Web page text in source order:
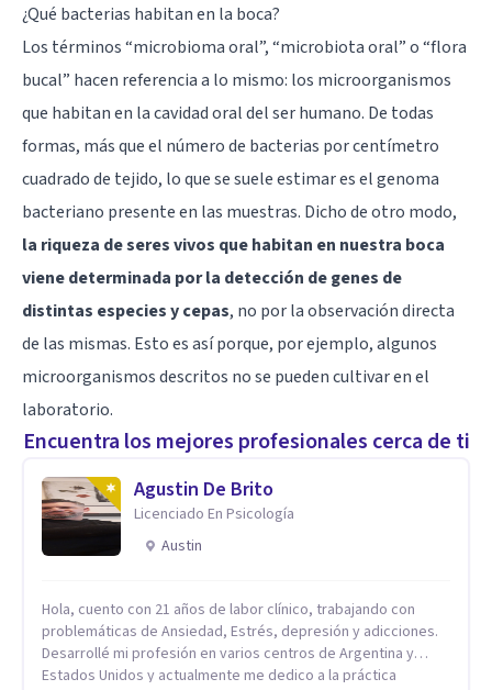
¿Qué bacterias habitan en la boca?
Los términos “microbioma oral”, “microbiota oral” o “flora
bucal” hacen referencia a lo mismo: los microorganismos
que habitan en la cavidad oral del ser humano. De todas
formas, más que el número de bacterias por centímetro
cuadrado de tejido, lo que se suele estimar es el genoma
bacteriano presente en las muestras. Dicho de otro modo,
la riqueza de seres vivos que habitan en nuestra boca
viene determinada por la detección de genes de
distintas especies y cepas, no por la observación directa
de las mismas. Esto es así porque, por ejemplo, algunos
microorganismos descritos no se pueden cultivar en el
laboratorio.
Encuentra los mejores profesionales cerca de ti
Agustin De Brito
Licenciado En Psicología
Austin
Hola, cuento con 21 años de labor clínico, trabajando con
problemáticas de Ansiedad, Estrés, depresión y adicciones.
Desarrollé mi profesión en varios centros de Argentina y
Estados Unidos y actualmente me dedico a la práctica